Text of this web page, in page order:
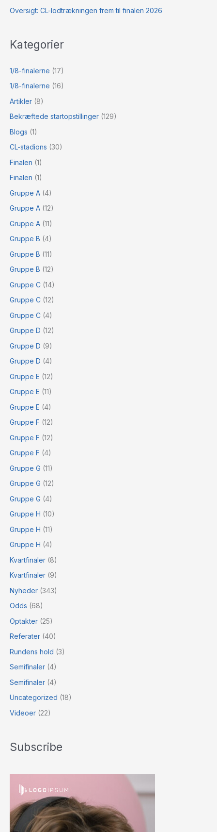
Oversigt: CL-lodtrækningen frem til finalen 2026
Kategorier
1/8-finalerne (17)
1/8-finalerne (16)
Artikler (8)
Bekræftede startopstillinger (129)
Blogs (1)
CL-stadions (30)
Finalen (1)
Finalen (1)
Gruppe A (4)
Gruppe A (12)
Gruppe A (11)
Gruppe B (4)
Gruppe B (11)
Gruppe B (12)
Gruppe C (14)
Gruppe C (12)
Gruppe C (4)
Gruppe D (12)
Gruppe D (9)
Gruppe D (4)
Gruppe E (12)
Gruppe E (11)
Gruppe E (4)
Gruppe F (12)
Gruppe F (12)
Gruppe F (4)
Gruppe G (11)
Gruppe G (12)
Gruppe G (4)
Gruppe H (10)
Gruppe H (11)
Gruppe H (4)
Kvartfinaler (8)
Kvartfinaler (9)
Nyheder (343)
Odds (68)
Optakter (25)
Referater (40)
Rundens hold (3)
Semifinaler (4)
Semifinaler (4)
Uncategorized (18)
Videoer (22)
Subscribe